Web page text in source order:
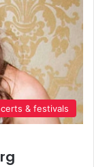
& festivals